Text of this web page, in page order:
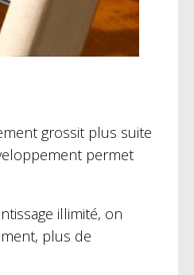
grossit plus suite
permet
illimité, on
plus de